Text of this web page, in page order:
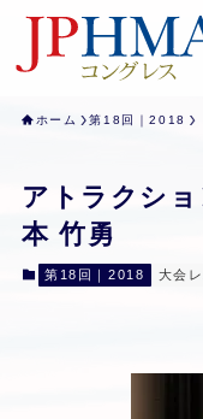
ホーム 第18回｜2018
アトラクシ
本 竹勇
第18回｜2018 大会